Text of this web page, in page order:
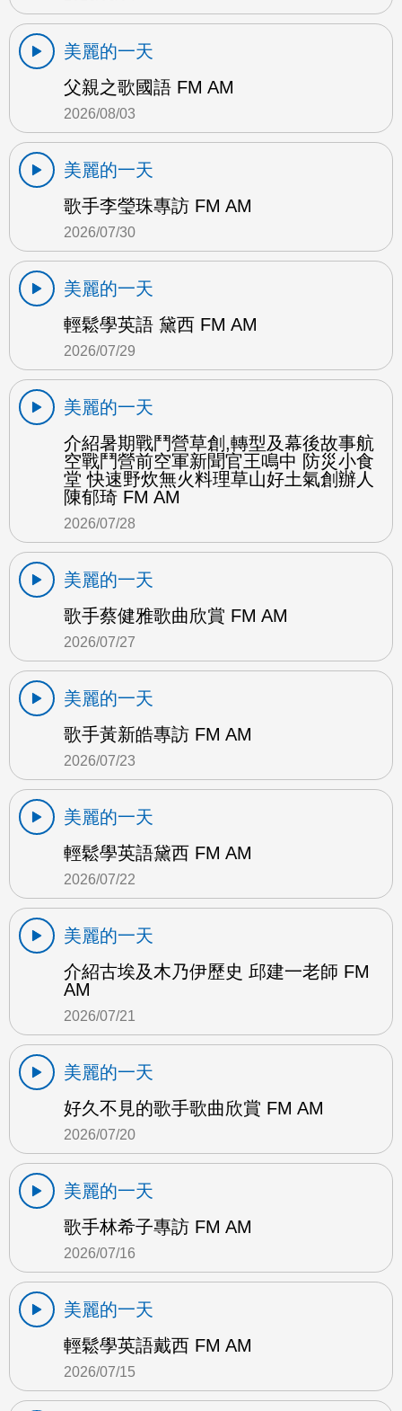
美麗的一天
父親之歌國語 FM AM
2026/08/03
美麗的一天
歌手李瑩珠專訪 FM AM
2026/07/30
美麗的一天
輕鬆學英語 黛西 FM AM
2026/07/29
美麗的一天
介紹暑期戰鬥營草創,轉型及幕後故事航
空戰鬥營前空軍新聞官王鳴中 防災小食
堂 快速野炊無火料理草山好土氣創辦人
陳郁琦 FM AM
2026/07/28
美麗的一天
歌手蔡健雅歌曲欣賞 FM AM
2026/07/27
美麗的一天
歌手黃新皓專訪 FM AM
2026/07/23
美麗的一天
輕鬆學英語黛西 FM AM
2026/07/22
美麗的一天
介紹古埃及木乃伊歷史 邱建一老師 FM
AM
2026/07/21
美麗的一天
好久不見的歌手歌曲欣賞 FM AM
2026/07/20
美麗的一天
歌手林希子專訪 FM AM
2026/07/16
美麗的一天
輕鬆學英語戴西 FM AM
2026/07/15